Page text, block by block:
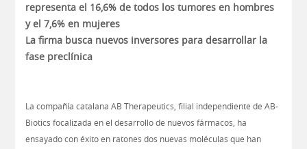
representa el 16,6% de todos los tumores en hombres
y el 7,6% en mujeres
La firma busca nuevos inversores para desarrollar la
fase preclínica
La compañía catalana AB Therapeutics, filial independiente de AB-
Biotics focalizada en el desarrollo de nuevos fármacos, ha
ensayado con éxito en ratones dos nuevas moléculas que han